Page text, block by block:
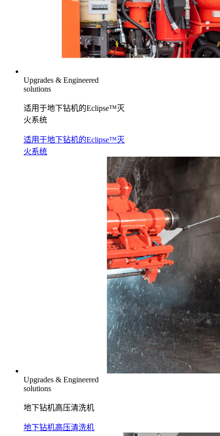
Upgrades & Engineered
solutions
适用于地下钻机的Eclipse™灭
火系统
适用于地下钻机的Eclipse™灭
火系统
Upgrades & Engineered
solutions
地下钻机高压清洗机
地下钻机高压清洗机